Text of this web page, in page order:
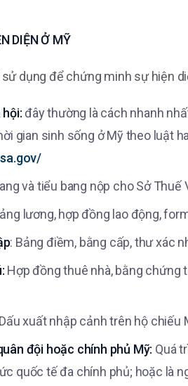
DIỆN Ở MỸ
dụng để chứng minh sự hiện
hội:đây thường là cách nhanh
gian sinh sống ở Mỹ theo luật
và tiểu bang nộp cho Sở
lương, hợp đồng lao động,
: Bảng điềm, bằng cấp, thư xác
Hợp đồng thuê nhà, bằng chứng
Dấu xuất nhập cảnh trên hộ chiếu
đội hoặc chính phủ Mỹ: Quá
quốc tế đa chính phủ; hoặc là